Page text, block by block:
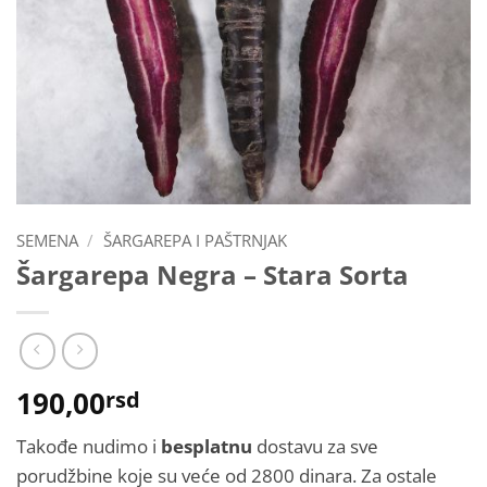
SEMENA / ŠARGAREPA I PAŠTRNJAK
Šargarepa Negra – Stara Sorta
190,00rsd
Takođe nudimo i besplatnu dostavu za sve
porudžbine koje su veće od 2800 dinara. Za ostale